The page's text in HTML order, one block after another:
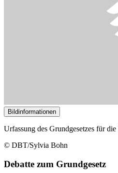
Bildinformationen
Urfassung des Grundgesetzes für
© DBT/Sylvia Bohn
Debatte zum Grundgesetz